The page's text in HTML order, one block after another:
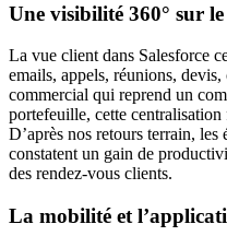
Une visibilité 360° sur
La vue client dans Salesforce
emails, appels, réunions,
commercial qui reprend un
portefeuille, cette
D’après nos retours terrain,
constatent un gain de
des rendez-vous clients.
La mobilité et